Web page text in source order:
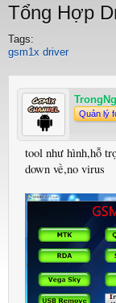
Tổng Hợp
Tags:
gsm1x driver
Quản lý
tool như hình,hỗ
down về,no virus